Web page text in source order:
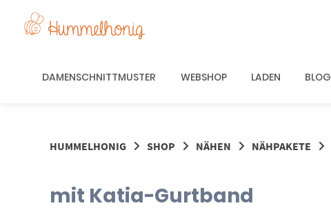
DAMENSCHNITTMUSTER WEBSHOP LADEN BLOG
HUMMELHONIG SHOP NÄHEN NÄHPAKETE
mit Katia-Gurtband